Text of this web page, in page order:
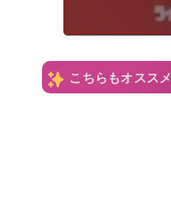
こちらもオススメ